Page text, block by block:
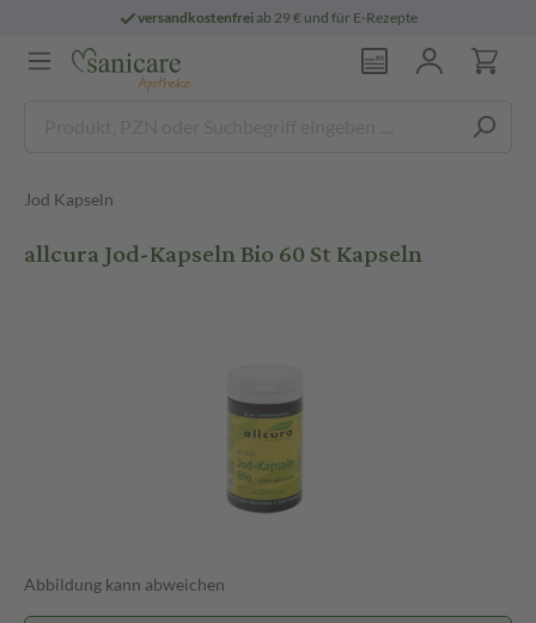
versandkostenfreiab 29 € und für E-Rezepte
Jod Kapseln
allcura Jod-Kapseln Bio 60 St Kapseln
Abbildung kann abweichen